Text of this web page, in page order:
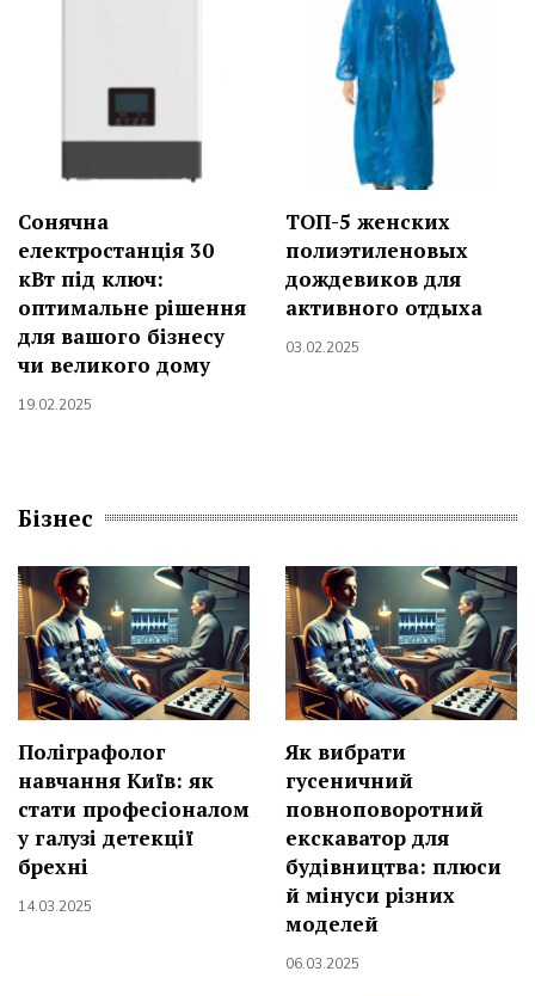
Сонячна
електростанція 30
кВт під ключ:
оптимальне рішення
для вашого бізнесу
чи великого дому
19.02.2025
ТОП-5 женских
полиэтиленовых
дождевиков для
активного отдыха
03.02.2025
Бізнес
Поліграфолог
навчання Київ: як
стати професіоналом
у галузі детекції
брехні
14.03.2025
Як вибрати
гусеничний
повноповоротний
екскаватор для
будівництва: плюси
й мінуси різних
моделей
06.03.2025